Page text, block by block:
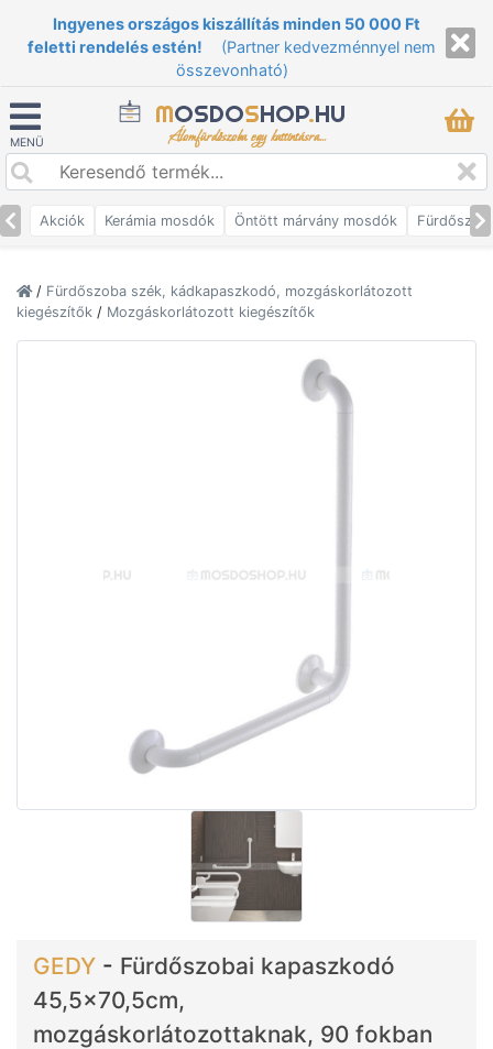
Ingyenes országos kiszállítás minden 50 000 Ft
feletti rendelés estén!
(Partner kedvezménnyel nem
összevonható)
MENÜ
MOSDOSHOP.HU
Álomfürdőszoba egy kattintásra...
Akciók Kerámia mosdók Öntött márvány mosdók
/ Fürdőszoba szék, kádkapaszkodó, mozgáskorlátozott
kiegészítők / Mozgáskorlátozott kiegészítők
GEDY - Fürdőszobai kapaszkodó
45,5x70,5cm,
mozgáskorlátozottaknak, 90 fokban